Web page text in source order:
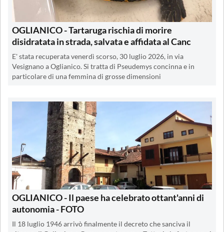
OGLIANICO - Tartaruga rischia di morire
disidratata in strada, salvata e affidata al Canc
E' stata recuperata venerdì scorso, 30 luglio 2026, in via
Vesignano a Oglianico. Si tratta di Pseudemys concinna e in
particolare di una femmina di grosse dimensioni
OGLIANICO - Il paese ha celebrato ottant'anni di
autonomia - FOTO
Il 18 luglio 1946 arrivò finalmente il decreto che sanciva il